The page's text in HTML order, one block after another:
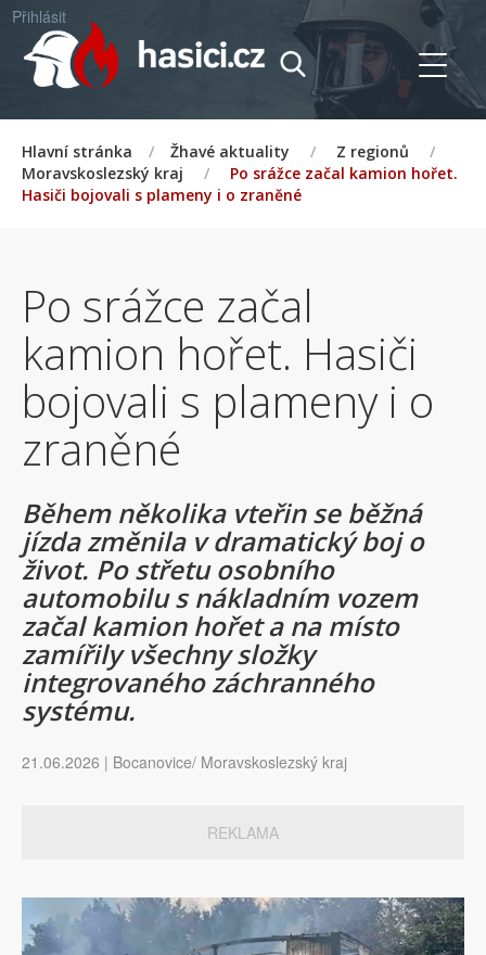
Přihlásit
Hlavní stránka / Žhavé aktuality / Z regionů
/
Moravskoslezský kraj
/
Po srážce začal kamion hořet.
Hasiči bojovali s plameny i o zraněné
Po srážce začal
kamion hořet. Hasiči
bojovali s plameny i o
zraněné
Během několika vteřin se běžná
jízda změnila v dramatický boj o
život. Po střetu osobního
automobilu s nákladním vozem
začal kamion hořet a na místo
zamířily všechny složky
integrovaného záchranného
systému.
21.06.2026 | Bocanovice/ Moravskoslezský kraj
REKLAMA